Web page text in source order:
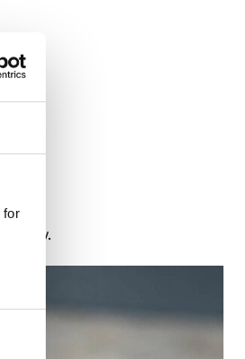
for
selv.